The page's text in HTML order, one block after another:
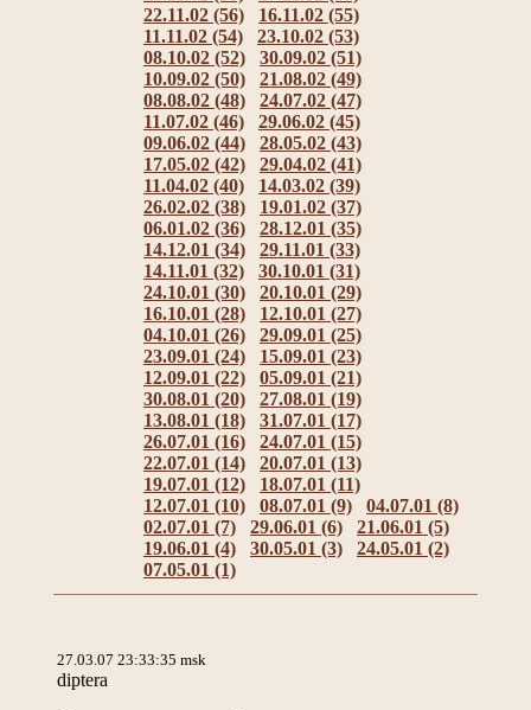
22.11.02 (56)
16.11.02 (55)
11.11.02 (54)
23.10.02 (53)
08.10.02 (52)
30.09.02 (51)
10.09.02 (50)
21.08.02 (49)
08.08.02 (48)
24.07.02 (47)
11.07.02 (46)
29.06.02 (45)
09.06.02 (44)
28.05.02 (43)
17.05.02 (42)
29.04.02 (41)
11.04.02 (40)
14.03.02 (39)
26.02.02 (38)
19.01.02 (37)
06.01.02 (36)
28.12.01 (35)
14.12.01 (34)
29.11.01 (33)
14.11.01 (32)
30.10.01 (31)
24.10.01 (30)
20.10.01 (29)
16.10.01 (28)
12.10.01 (27)
04.10.01 (26)
29.09.01 (25)
23.09.01 (24)
15.09.01 (23)
12.09.01 (22)
05.09.01 (21)
30.08.01 (20)
27.08.01 (19)
13.08.01 (18)
31.07.01 (17)
26.07.01 (16)
24.07.01 (15)
22.07.01 (14)
20.07.01 (13)
19.07.01 (12)
18.07.01 (11)
12.07.01 (10)
08.07.01 (9)
04.07.01 (8)
02.07.01 (7)
29.06.01 (6)
21.06.01 (5)
19.06.01 (4)
30.05.01 (3)
24.05.01 (2)
07.05.01 (1)
27.03.07 23:33:35 msk
diptera